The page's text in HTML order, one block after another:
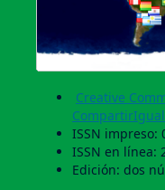
Creative
ISSN impreso:
ISSN en línea:
Edición: dos